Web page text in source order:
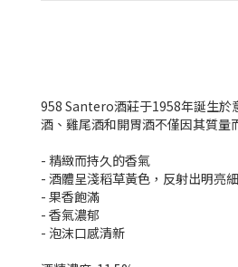
958 Santero酒莊于1958年誕生於
酒、雞尾酒和開胃酒不僅因其質量
- 精緻而持久的香氣
- 酒體呈淺稻草黃色，反射出明亮
- 果香飽滿
- 香氣濃郁
- 泡沫口感清新